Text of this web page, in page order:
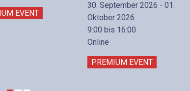
EVENT
30. September 2026 - 01.
Oktober 2026
9:00 bis 16:00
Online
PREMIUM EVENT